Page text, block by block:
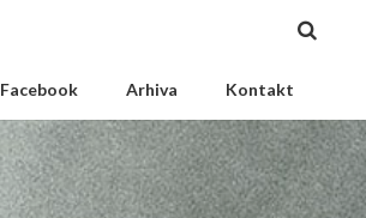
Facebook Arhiva Kontakt